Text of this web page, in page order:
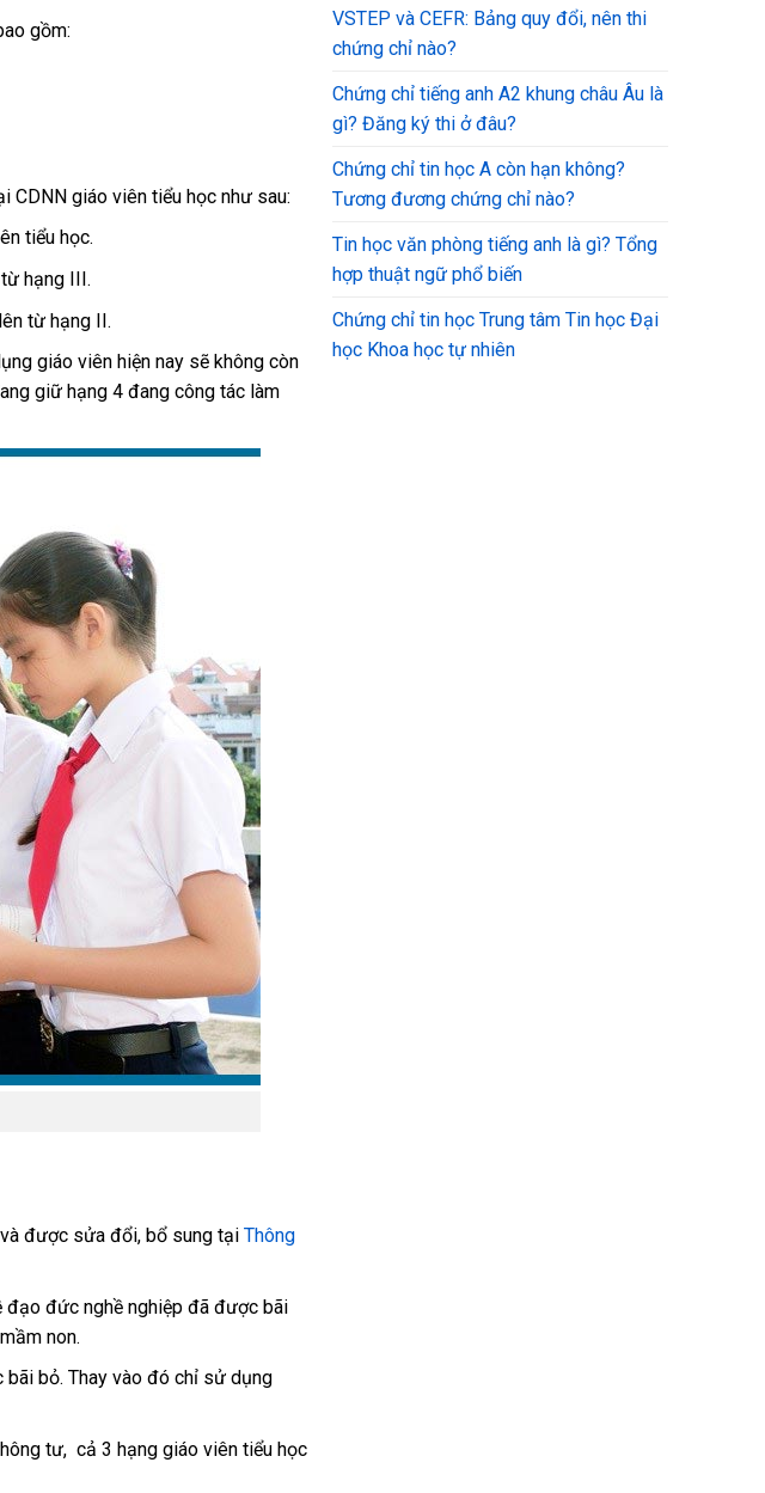
gồm:
giáo viên tiểu học như sau:
tiểu học.
hạng III.
từ hạng II.
giáo viên hiện nay sẽ không còn
giữ hạng 4 đang công tác làm
được sửa đổi, bổ sung tại Thông
đạo đức nghề nghiệp đã được bãi
non.
bỏ. Thay vào đó chỉ sử dụng
tư, cả 3 hạng giáo viên tiểu học
VSTEP và CEFR: Bảng quy đổi, nên thi
chứng chỉ nào?
Chứng chỉ tiếng anh A2 khung châu Âu là
gì? Đăng ký thi ở đâu?
Chứng chỉ tin học A còn hạn không?
Tương đương chứng chỉ nào?
Tin học văn phòng tiếng anh là gì? Tổng
hợp thuật ngữ phổ biến
Chứng chỉ tin học Trung tâm Tin học Đại
học Khoa học tự nhiên